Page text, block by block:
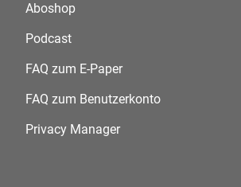
Aboshop
Podcast
FAQ zum E-Paper
FAQ zum Benutzerkonto
Privacy Manager